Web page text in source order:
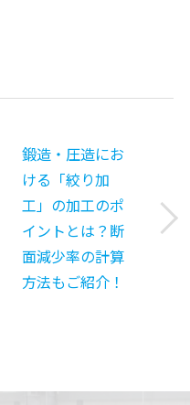
鍛造・圧造にお
ける「絞り加
工」の加工のポ
イントとは？断
面減少率の計算
方法もご紹介！